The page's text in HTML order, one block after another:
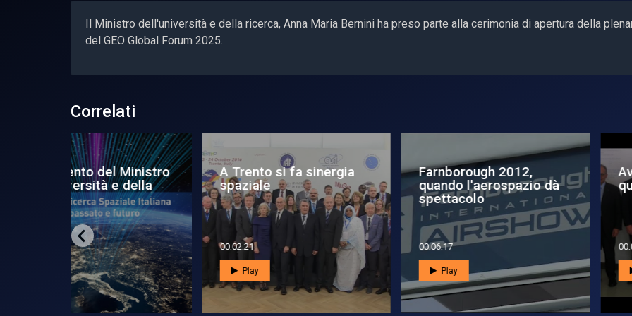
Il Ministro dell'università e della ricerca, Anna Maria Bernini ha preso parte alla cerimonia di apertura della
del GEO Global Forum 2025.
Correlati
A Trento si fa sinergia
spaziale
00:02:21
Play
Farnborough 2012,
quando l'aerospazio dà
spettacolo
Play
Avio? Non è solo
questione di business
Play